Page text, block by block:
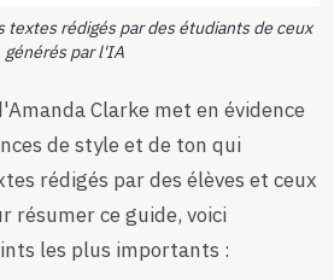
textes rédigés par des étudiants de ceux
générés par l'IA
Clarke met en évidence
de style et de ton qui
rédigés par des élèves et ceux
résumer ce guide, voici
les plus importants :